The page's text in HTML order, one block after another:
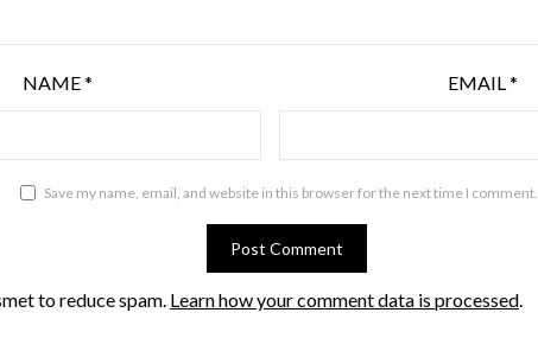
NAME* EMAIL*
Save my name, email, and website in this browser for the next time I comment.
to reduce spam. Learn how your comment data is processed.